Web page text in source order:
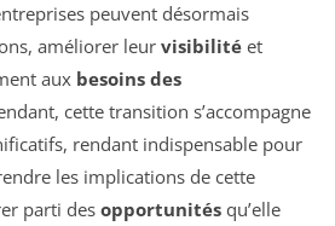
peuvent désormais
améliorer leur visibilité et
aux besoins des
cette transition s’accompagne
rendant indispensable pour
les implications de cette
parti des opportunités qu’elle